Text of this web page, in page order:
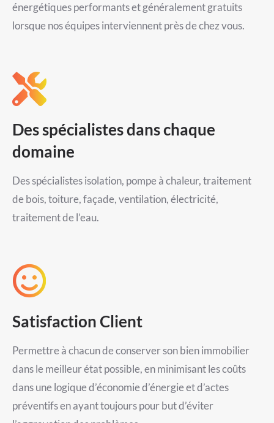
énergétiques performants et généralement gratuits
lorsque nos équipes interviennent près de chez vous.
Des spécialistes dans chaque
domaine
Des spécialistes isolation, pompe à chaleur, traitement
de bois, toiture, façade, ventilation, électricité,
traitement de l’eau.
Satisfaction Client
Permettre à chacun de conserver son bien immobilier
dans le meilleur état possible, en minimisant les coûts
dans une logique d’économie d’énergie et d’actes
préventifs en ayant toujours pour but d’éviter